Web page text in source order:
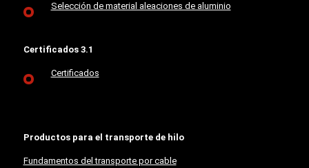
Selección de material aleaciones de aluminio
Certificados 3.1
Certificados
Productos para el transporte de hilo
Fundamentos del transporte por cable